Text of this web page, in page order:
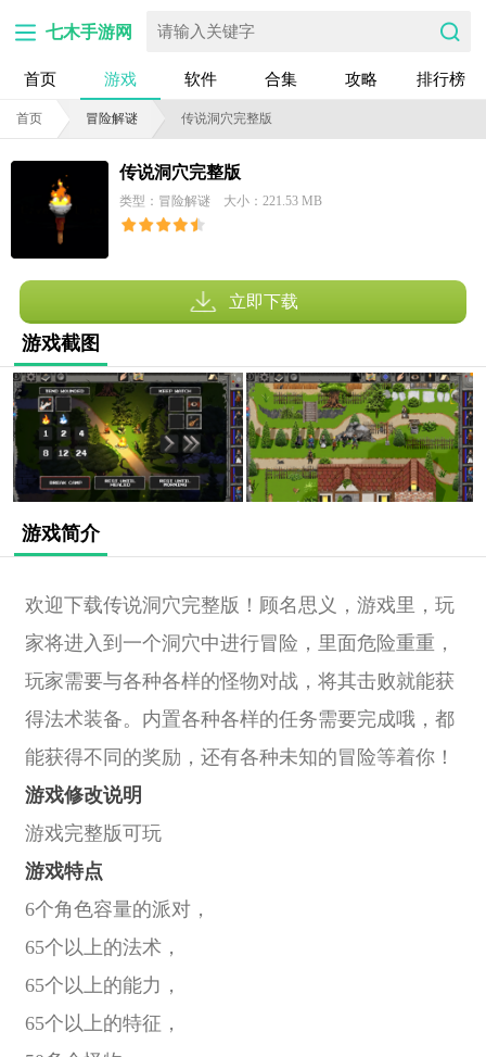
七木手游网
首页 游戏 软件 合集 攻略 排行榜
首页 冒险解谜 传说洞穴完整版
传说洞穴完整版
类型：冒险解谜 大小：221.53 MB
立即下载
游戏截图
游戏简介
欢迎下载传说洞穴完整版！顾名思义，游戏里，玩
家将进入到一个洞穴中进行冒险，里面危险重重，
玩家需要与各种各样的怪物对战，将其击败就能获
得法术装备。内置各种各样的任务需要完成哦，都
能获得不同的奖励，还有各种未知的冒险等着你！
游戏修改说明
游戏完整版可玩
游戏特点
6个角色容量的派对，
65个以上的法术，
65个以上的能力，
65个以上的特征，